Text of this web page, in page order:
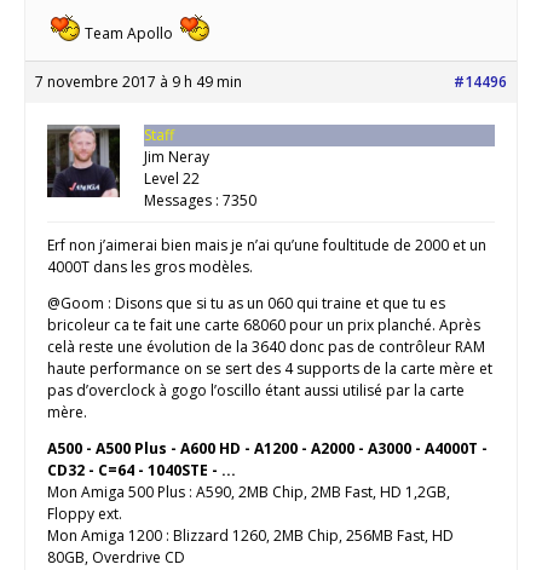
Team Apollo
7 novembre 2017 à 9 h 49 min #14496
Staff
Jim Neray
Level 22
Messages : 7350
Erf non j’aimerai bien mais je n’ai qu’une foultitude de 2000 et un
4000T dans les gros modèles.
@Goom : Disons que si tu as un 060 qui traine et que tu es
bricoleur ca te fait une carte 68060 pour un prix planché. Après
celà reste une évolution de la 3640 donc pas de contrôleur RAM
haute performance on se sert des 4 supports de la carte mère et
pas d’overclock à gogo l’oscillo étant aussi utilisé par la carte
mère.
A500 - A500 Plus - A600 HD - A1200 - A2000 - A3000 - A4000T -
CD32 - C=64 - 1040STE - ...
Mon Amiga 500 Plus : A590, 2MB Chip, 2MB Fast, HD 1,2GB,
Floppy ext.
Mon Amiga 1200 : Blizzard 1260, 2MB Chip, 256MB Fast, HD
80GB, Overdrive CD